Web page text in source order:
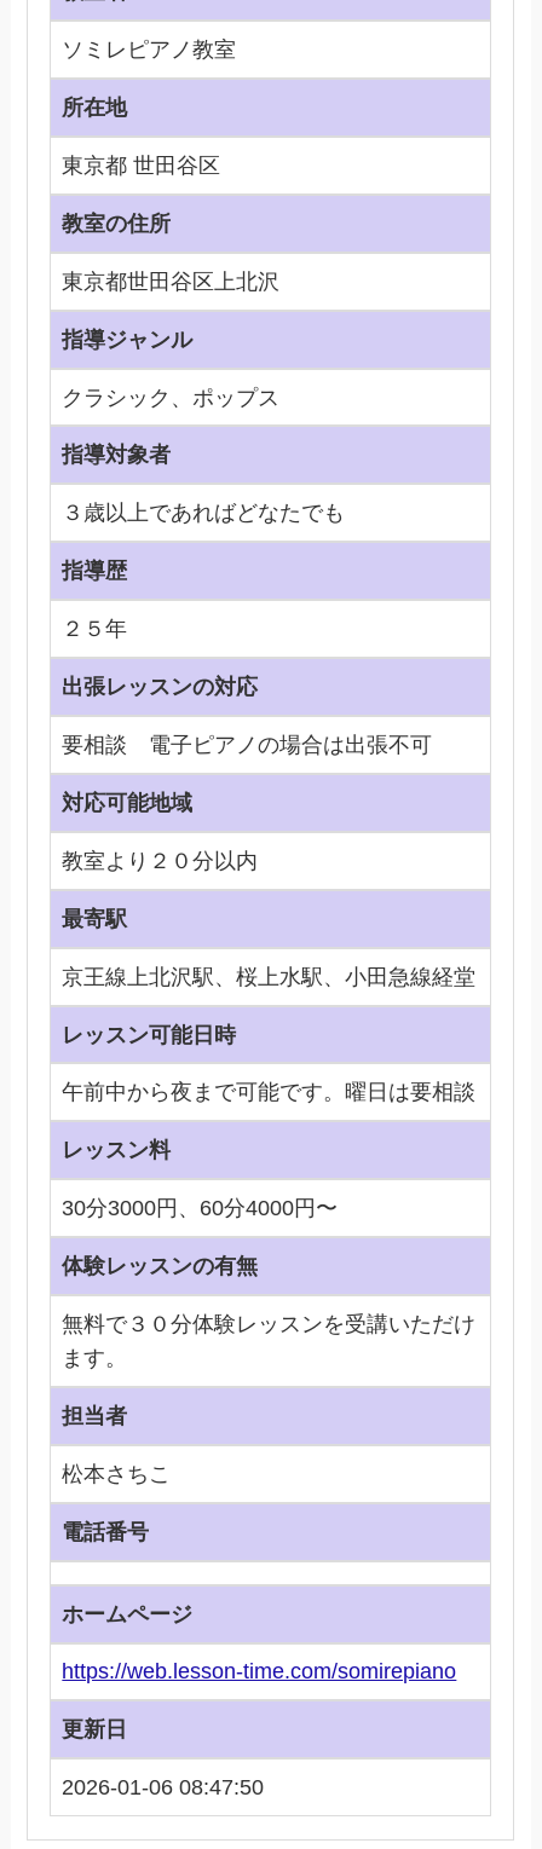
ソミレピアノ教室
所在地
東京都 世田谷区
教室の住所
東京都世田谷区上北沢
指導ジャンル
クラシック、ポップス
指導対象者
３歳以上であればどなたでも
指導歴
２５年
出張レッスンの対応
要相談 電子ピアノの場合は出張不可
対応可能地域
教室より２０分以内
最寄駅
京王線上北沢駅、桜上水駅、小田急線経堂
レッスン可能日時
午前中から夜まで可能です。曜日は要相談
レッスン料
30分3000円、60分4000円〜
体験レッスンの有無
無料で３０分体験レッスンを受講いただけ
ます。
担当者
松本さちこ
電話番号
ホームページ
https://web.lesson-time.com/somirepiano
更新日
2026-01-06 08:47:50